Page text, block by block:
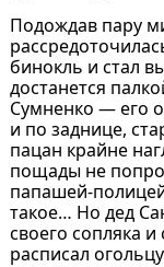
Подождав пару
бинокль и стал
достанется
Сумненко — его
и по заднице,
пацан крайне
пощады не
папашей-
такое… Но дед
своего сопляка
расписал